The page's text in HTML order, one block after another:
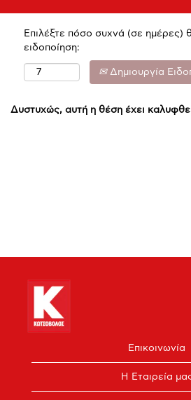
Επιλέξτε πόσο συχνά (σε ημέρες)
ειδοποίηση:
Δημιουργία
Δυστυχώς, αυτή η θέση έχει
Επικοινωνία
Η Εταιρεία